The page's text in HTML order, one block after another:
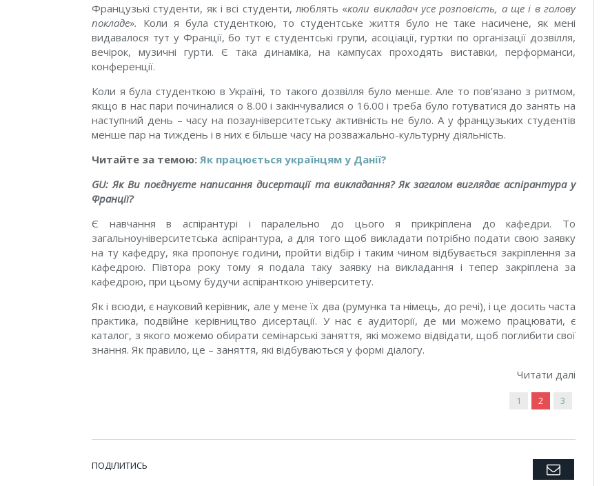
Французькі студенти, як і всі студенти, люблять «коли викладач усе розповість, а ще і в голову
покладе». Коли я була студенткою, то студентське життя було не таке насичене, як мені
видавалося тут у Франції, бо тут є студентські групи, асоціації, гуртки по організації дозвілля,
вечірок, музичні гурти. Є така динаміка, на кампусах проходять виставки, перформанси,
конференції.
Коли я була студенткою в Україні, то такого дозвілля було менше. Але то пов’язано з ритмом,
якщо в нас пари починалися о 8.00 і закінчувалися о 16.00 і треба було готуватися до занять на
наступний день – часу на позауніверситетську активність не було. А у французьких студентів
менше пар на тиждень і в них є більше часу на розважально-культурну діяльність.
Читайте за темою: Як працюється українцям у Данії?
GU: Як Ви поєднуєте написання дисертації та викладання? Як загалом виглядає аспірантура у
Франції?
Є навчання в аспірантурі і паралельно до цього я прикріплена до кафедри. То
загальноуніверситетська аспірантура, а для того щоб викладати потрібно подати свою заявку
на ту кафедру, яка пропонує години, пройти відбір і таким чином відбувається закріплення за
кафедрою. Півтора року тому я подала таку заявку на викладання і тепер закріплена за
кафедрою, при цьому будучи аспіранткою університету.
Як і всюди, є науковий керівник, але у мене їх два (румунка та німець, до речі), і це досить часта
практика, подвійне керівництво дисертації. У нас є аудиторії, де ми можемо працювати, є
каталог, з якого можемо обирати семінарські заняття, які можемо відвідати, щоб поглибити свої
знання. Як правило, це – заняття, які відбуваються у формі діалогу.
Читати далі
1 2 3
ПОДІЛИТИСЬ Twitter
Facebook
Google+
Pinterest
LinkedIn
TumblrEmail